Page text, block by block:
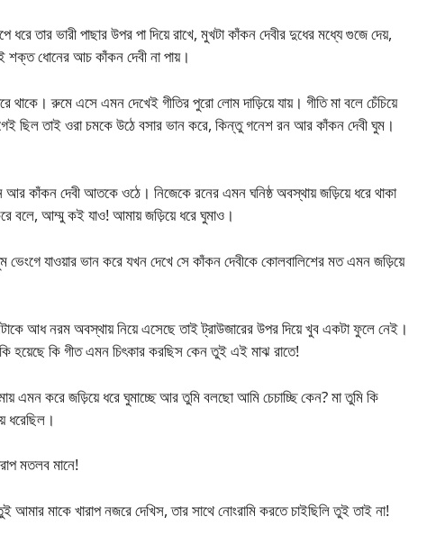
তার ভারী পাছার উপর পা দিয়ে রাখে, মুখটা কাঁকন দেবীর দুধের মধ্যে গুজে দেয়,
শক্ত ধোনের আচ কাঁকন দেবী না পায়।
থাকে। রুমে এসে এমন দেখেই গীতির পুরো লোম দাড়িয়ে যায়। গীতি মা বলে চেঁচিয়ে
ছিল তাই ওরা চমকে উঠে বসার ভান করে, কিন্তু গনেশ রন আর কাঁকন দেবী ঘুম।
কাঁকন দেবী আতকে ওঠে। নিজেকে রনের এমন ঘনিষ্ঠ অবস্থায় জড়িয়ে ধরে থাকা
বলে, আম্মু কই যাও! আমায় জড়িয়ে ধরে ঘুমাও।
ভেংগে যাওয়ার ভান করে যখন দেখে সে কাঁকন দেবীকে কোলবালিশের মত এমন জড়িয়ে
আধ নরম অবস্থায় নিয়ে এসেছে তাই ট্রাউজারের উপর দিয়ে খুব একটা ফুলে নেই।
হয়েছে কি গীত এমন চিৎকার করছিস কেন তুই এই মাঝ রাতে!
এমন করে জড়িয়ে ধরে ঘুমাচ্ছে আর তুমি বলছো আমি চেচাচ্ছি কেন? মা তুমি কি
ধরেছিল।
মতলব মানে!
আমার মাকে খারাপ নজরে দেখিস, তার সাথে নোংরামি করতে চাইছিলি তুই তাই না!